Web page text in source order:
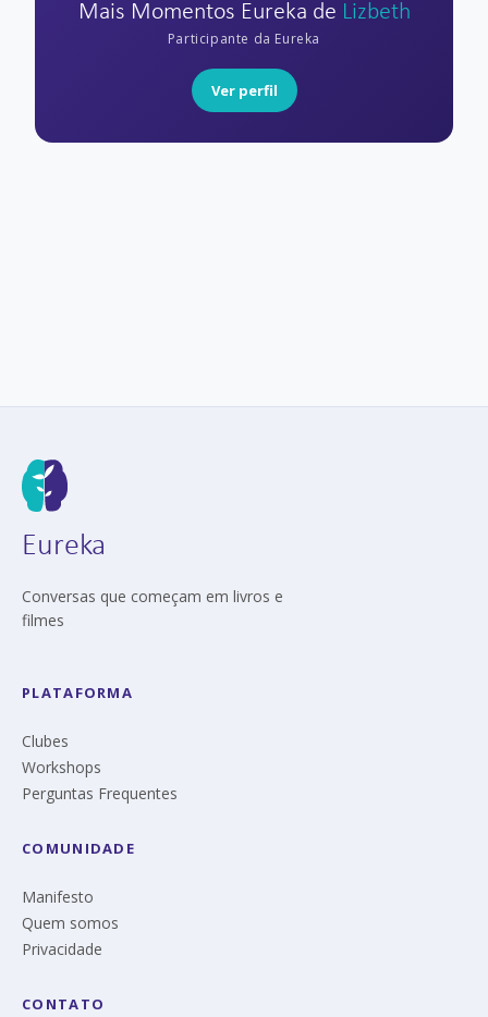
Mais Momentos Eureka de Lizbeth
Participante da Eureka
Ver perfil
Eureka
Conversas que começam em livros e
filmes
PLATAFORMA
Clubes
Workshops
Perguntas Frequentes
COMUNIDADE
Manifesto
Quem somos
Privacidade
CONTATO